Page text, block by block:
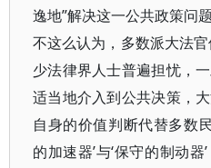
逸地”解决这一公共政策问
不这么认为，多数派大法
少法律界人士普遍担忧，
适当地介入到公共决策，
自身的价值判断代替多数
的加速器’与‘保守的制动